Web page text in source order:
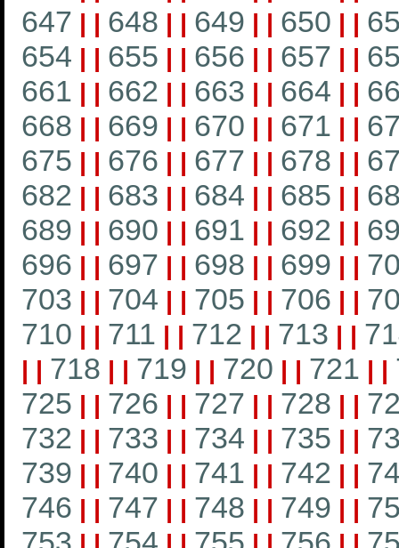
647 | | 648 | | 649 | | 650 | |
654 | | 655 | | 656 | | 657 | |
661 | | 662 | | 663 | | 664 | |
668 | | 669 | | 670 | | 671 | |
675 | | 676 | | 677 | | 678 | |
682 | | 683 | | 684 | | 685 | |
689 | | 690 | | 691 | | 692 | |
696 | | 697 | | 698 | | 699 | |
703 | | 704 | | 705 | | 706 | |
710 | | 711 | | 712 | | 713 | |
| | 718 | | 719 | | 720 | | 721 | |
725 | | 726 | | 727 | | 728 | |
732 | | 733 | | 734 | | 735 | |
739 | | 740 | | 741 | | 742 | |
746 | | 747 | | 748 | | 749 | |